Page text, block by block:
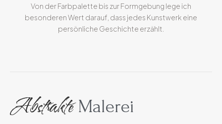
Von der Farbpalette bis zur Formgebung lege ich
besonderen Wert darauf, dass jedes Kunstwerk eine
persönliche Geschichte erzählt.
Abstrakte Malerei